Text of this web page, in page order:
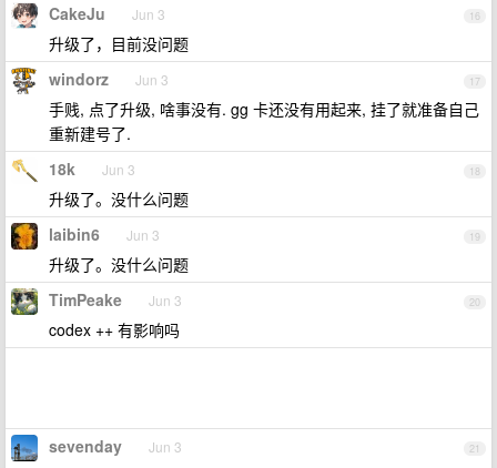
16
CakeJu Jun 3
升级了，目前没问题
17
windorz Jun 3
手贱, 点了升级, 啥事没有. gg 卡还没有用起来, 挂了就准备自己
重新建号了.
18
18k Jun 3
升级了。没什么问题
19
laibin6 Jun 3
升级了。没什么问题
20
TimPeake Jun 3
codex ++ 有影响吗
21
sevenday Jun 3